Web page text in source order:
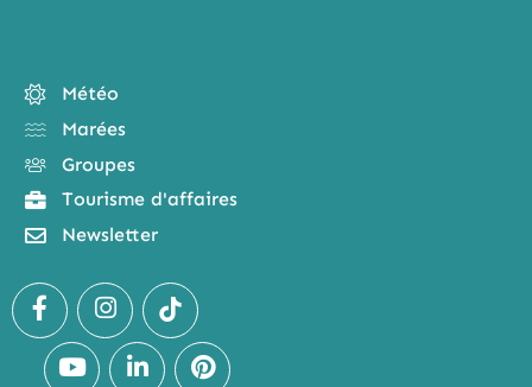
Météo
Marées
Groupes
Tourisme d'affaires
Newsletter